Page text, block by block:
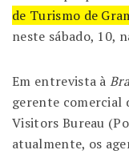
de Turismo de
neste sábado, 10,
Em entrevista à
gerente comercial
Visitors Bureau
atualmente, os